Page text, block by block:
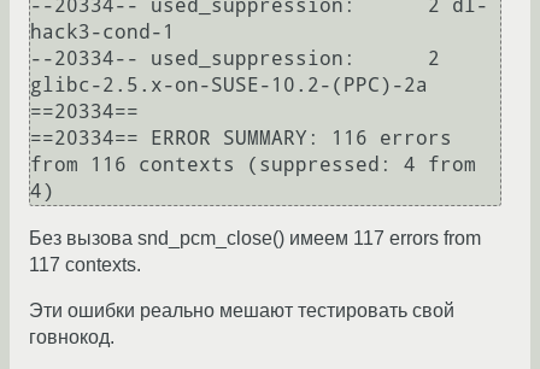
--20334-- used_suppression:      2 dl-
hack3-cond-1
--20334-- used_suppression:      2
glibc-2.5.x-on-SUSE-10.2-(PPC)-2a
==20334==
==20334== ERROR SUMMARY: 116 errors
from 116 contexts (suppressed: 4 from
4)
Без вызова snd_pcm_close() имеем 117 errors from
117 contexts.
Эти ошибки реально мешают тестировать свой
говнокод.